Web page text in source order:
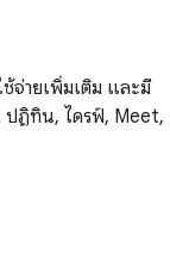
จ่ายเพิ่มเติม และมี
ปฏิทิน, ไดรฟ์, Meet,